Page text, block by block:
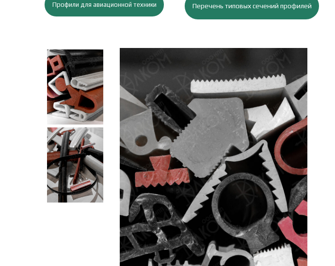
Профили для авиационной техники Перечень типовых сечений профилей